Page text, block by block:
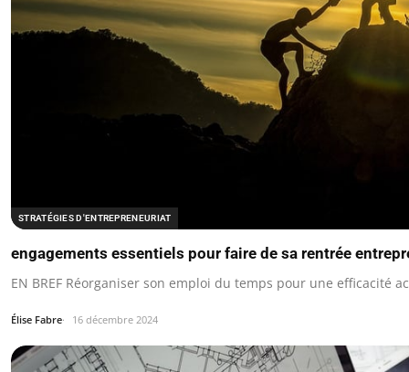
STRATÉGIES D'ENTREPRENEURIAT
engagements essentiels pour faire de sa rentrée
EN BREF Réorganiser son emploi du temps pour une efficacité
Élise Fabre 16 décembre 2024